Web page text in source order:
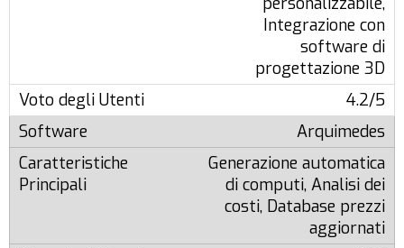
Integrazione con
software di
progettazione 3D
4.2/5
Arquimedes
Generazione automatica
di computi, Analisi dei
costi, Database prezzi
aggiornati